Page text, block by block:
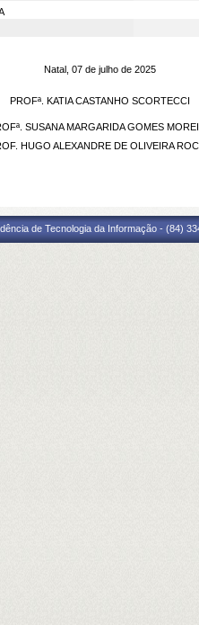
Natal, 07 de julho de 2025
PROFª. KATIA CASTANHO SCORTECCI
SUSANA MARGARIDA GOMES
HUGO ALEXANDRE DE OLIVEIRA
de Tecnologia da Informação - (84)